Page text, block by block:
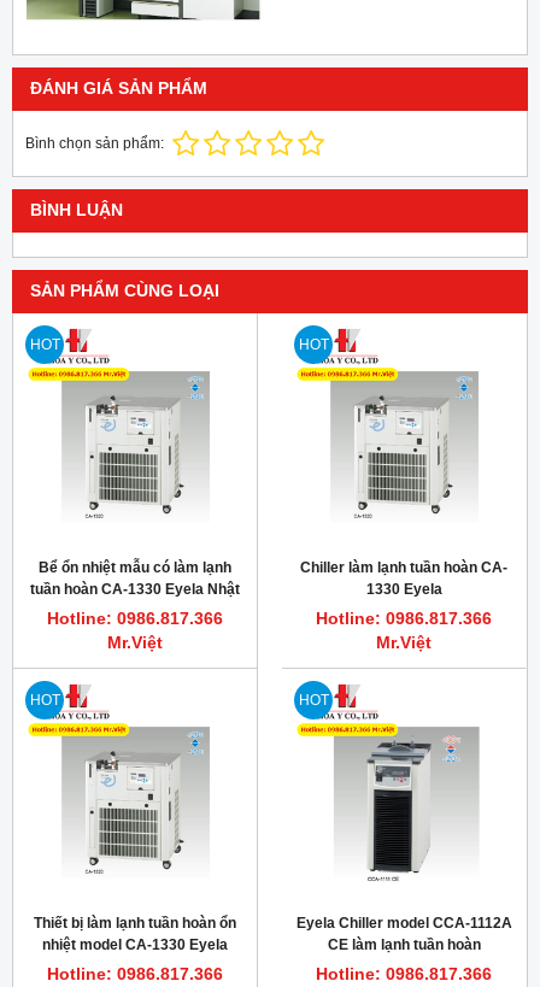
ĐÁNH GIÁ SẢN PHẨM
Bình chọn sản phẩm:
BÌNH LUẬN
SẢN PHẨM CÙNG LOẠI
HOT
Bể ổn nhiệt mẫu có làm lạnh
tuần hoàn CA-1330 Eyela Nhật
bản
Hotline: 0986.817.366
Mr.Việt
HOT
Chiller làm lạnh tuần hoàn CA-
1330 Eyela
Hotline: 0986.817.366
Mr.Việt
HOT
Thiết bị làm lạnh tuần hoàn ổn
nhiệt model CA-1330 Eyela
Hotline: 0986.817.366
HOT
Eyela Chiller model CCA-1112A
CE làm lạnh tuần hoàn
Hotline: 0986.817.366